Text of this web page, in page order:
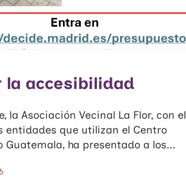
la accesibilidad
la Asociación Vecinal La Flor, con el
entidades que utilizan el Centro
Guatemala, ha presentado a los...